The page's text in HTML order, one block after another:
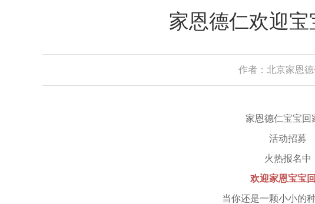
家恩德仁欢迎
作者：北京家恩
家恩德仁宝宝回
活动招募
火热报名中
欢迎家恩宝宝
当你还是一颗小小的种